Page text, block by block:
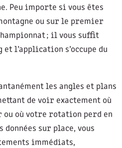
Peu importe si vous êtes
ou sur le premier
; il vous suffit
l’application s’occupe du
les angles et plans
de voir exactement où
où votre rotation perd en
sur place, vous
immédiats,